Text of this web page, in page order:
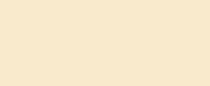
uno stampo
realizzare la